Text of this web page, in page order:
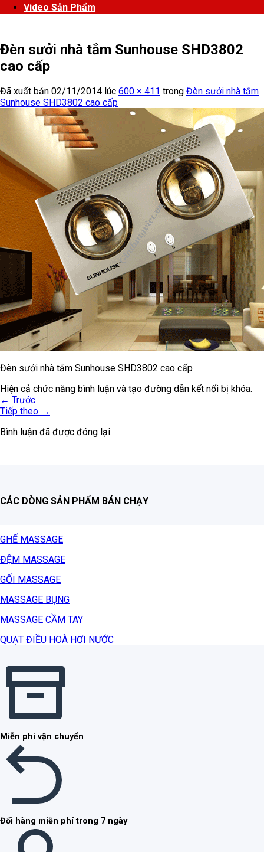
Video Sản Phẩm
Đèn sưởi nhà tắm Sunhouse SHD3802
cao cấp
Đã xuất bản 02/11/2014 lúc 600 × 411 trong Đèn sưởi nhà tắm
Sunhouse SHD3802 cao cấp
Đèn sưởi nhà tắm Sunhouse SHD3802 cao cấp
Hiện cả chức năng bình luận và tạo đường dẫn kết nối bị khóa.
← Trước
Tiếp theo →
Bình luận đã được đóng lại.
CÁC DÒNG SẢN PHẨM BÁN CHẠY
GHẾ MASSAGE
ĐỆM MASSAGE
GỐI MASSAGE
MASSAGE BỤNG
MASSAGE CẦM TAY
QUẠT ĐIỀU HOÀ HƠI NƯỚC
Miễn phí vận chuyển
Đổi hàng miễn phí trong 7 ngày